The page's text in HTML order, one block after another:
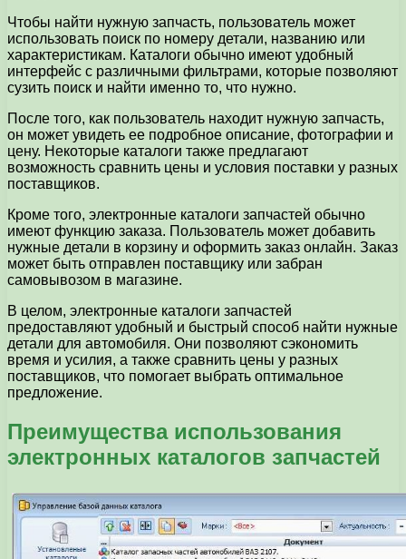
Чтобы найти нужную запчасть, пользователь может
использовать поиск по номеру детали, названию или
характеристикам. Каталоги обычно имеют удобный
интерфейс с различными фильтрами, которые позволяют
сузить поиск и найти именно то, что нужно.
После того, как пользователь находит нужную запчасть,
он может увидеть ее подробное описание, фотографии и
цену. Некоторые каталоги также предлагают
возможность сравнить цены и условия поставки у разных
поставщиков.
Кроме того, электронные каталоги запчастей обычно
имеют функцию заказа. Пользователь может добавить
нужные детали в корзину и оформить заказ онлайн. Заказ
может быть отправлен поставщику или забран
самовывозом в магазине.
В целом, электронные каталоги запчастей
предоставляют удобный и быстрый способ найти нужные
детали для автомобиля. Они позволяют сэкономить
время и усилия, а также сравнить цены у разных
поставщиков, что помогает выбрать оптимальное
предложение.
Преимущества использования
электронных каталогов запчастей